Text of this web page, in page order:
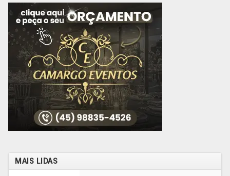
MAIS LIDAS